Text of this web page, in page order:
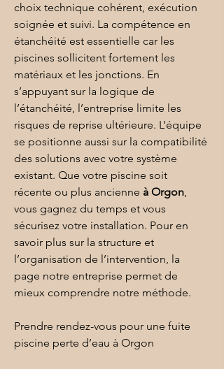
choix technique cohérent, exécution
soignée et suivi. La compétence en
étanchéité est essentielle car les
piscines sollicitent fortement les
matériaux et les jonctions. En
s’appuyant sur la logique de
l’étanchéité, l’entreprise limite les
risques de reprise ultérieure. L’équipe
se positionne aussi sur la compatibilité
des solutions avec votre système
existant. Que votre piscine soit
récente ou plus ancienne à Orgon,
vous gagnez du temps et vous
sécurisez votre installation. Pour en
savoir plus sur la structure et
l’organisation de l’intervention, la
page notre entreprise permet de
mieux comprendre notre méthode.
Prendre rendez-vous pour une fuite
piscine perte d’eau à Orgon